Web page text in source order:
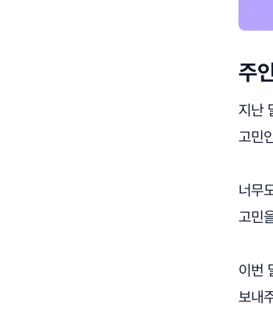
주
지난
고민
너무
고민
이번
보내